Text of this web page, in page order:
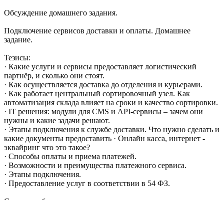
Обсуждение домашнего задания.
Подключение сервисов доставки и оплаты. Домашнее
задание.
Тезисы:
· Какие услуги и сервисы предоставляет логистический
партнёр, и сколько они стоят.
· Как осуществляется доставка до отделения и курьерами.
· Как работает центральный сортировочный узел. Как
автоматизация склада влияет на сроки и качество сортировки.
· IT решения: модули для CMS и API-сервисы – зачем они
нужны и какие задачи решают.
· Этапы подключения к службе доставки. Что нужно сделать и
какие документы предоставить · Онлайн касса, интернет -
эквайринг что это такое?
· Способы оплаты и приема платежей.
· Возможности и преимущества платежного сервиса.
· Этапы подключения.
· Предоставление услуг в соответствии в 54 ФЗ.